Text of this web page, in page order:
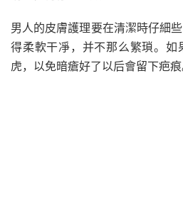
男人的皮膚護理要在清潔時仔細
得柔軟干凈，并不那么繁瑣。如
虎，以免暗瘡好了以后會留下疤痕